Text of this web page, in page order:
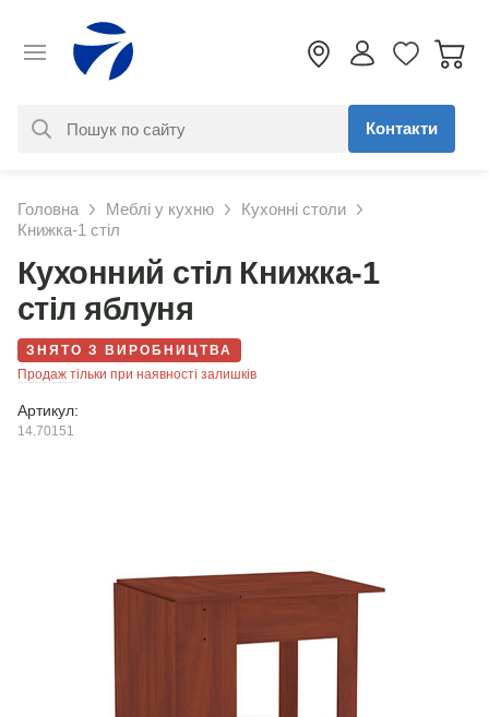
знайдено. Уточніть свій запит
Контакти
Головна Меблі у кухню
Кухонні столи
Книжка-1 стіл
Кухонний стіл Книжка-1
стіл яблуня
ЗНЯТО З ВИРОБНИЦТВА
Продаж тільки при наявності залишків
Артикул:
14.70151